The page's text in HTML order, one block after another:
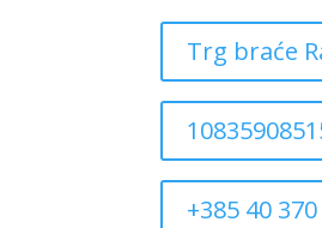
Trg braće
+385 40 370